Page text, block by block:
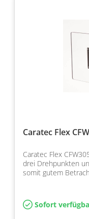
Caratec
Caratec Flex
drei Drehpunkten
somit gutem
Sofort